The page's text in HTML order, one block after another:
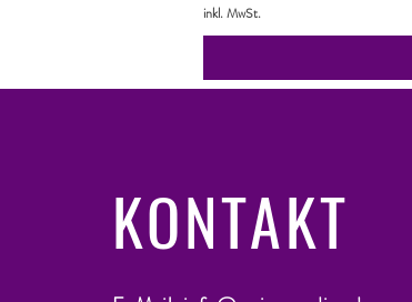
inkl. MwSt.
KONTAKT